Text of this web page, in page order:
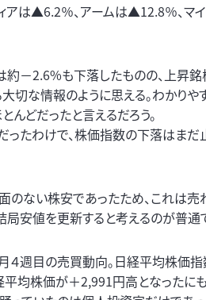
アは▲6.2％、アームは▲12.8％、
約－2.6%も下落したものの、上昇
な情報のように思える。わかりや
どだったと言えるだろう。
たわけで、株価指数の下落はまだ
ない株安であったため、これは
安値を更新すると考えるのが普通
４週目の売買動向。日経平均株価
均株価が＋2,991円高となったに